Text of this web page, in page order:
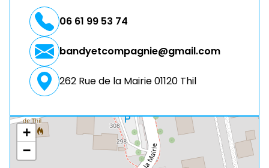
06 61 99 53 74
bandyetcompagnie@gmail.com
262 Rue de la Mairie 01120 Thil
+
−